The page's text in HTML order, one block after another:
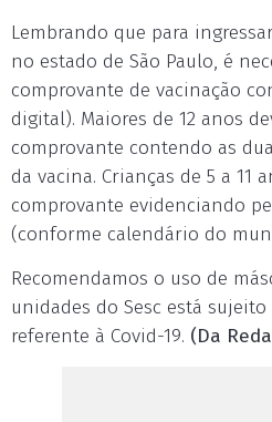
Lembrando que para
no estado de São Paulo, é
comprovante de vacinação
digital). Maiores de 12 anos
comprovante contendo as
da vacina. Crianças de 5 a 11
comprovante evidenciando
(conforme calendário do
Recomendamos o uso de
unidades do Sesc está
referente à Covid-19. (Da